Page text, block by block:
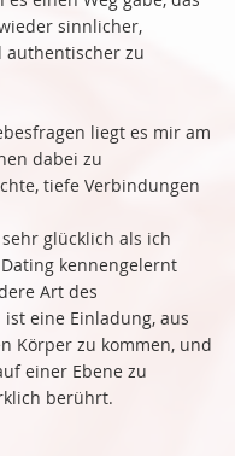
sinnlicher,
authentischer zu
liegt es mir am
dabei zu
tiefe Verbindungen
glücklich als ich
kennengelernt
Art des
eine Einladung, aus
Körper zu kommen, und
einer Ebene zu
berührt.